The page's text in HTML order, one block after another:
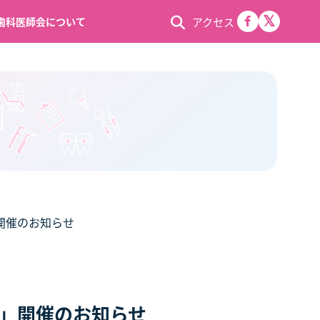
科医師会について アクセス
催のお知らせ
開催のお知らせ